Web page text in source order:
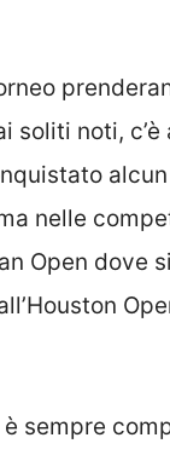
soliti noti, c’è
nelle
Open
è sempre